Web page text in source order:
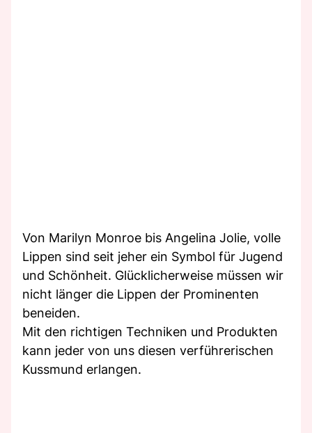
Von Marilyn Monroe bis Angelina Jolie, volle
Lippen sind seit jeher ein Symbol für Jugend
und Schönheit. Glücklicherweise müssen wir
nicht länger die Lippen der Prominenten
beneiden.
Mit den richtigen Techniken und Produkten
kann jeder von uns diesen verführerischen
Kussmund erlangen.